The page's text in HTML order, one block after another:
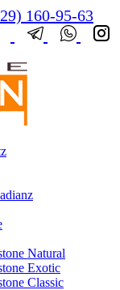
160-95-63
Natural
Exotic
Classic